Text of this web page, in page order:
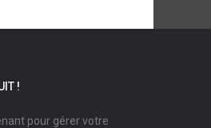
!
pour gérer votre